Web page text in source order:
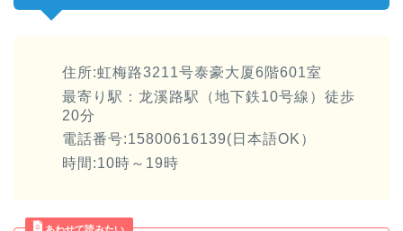
住所:虹梅路3211号泰豪大厦6階601室
最寄り駅：龙溪路駅（地下鉄10号線）徒歩
20分
電話番号:15800616139(日本語OK）
時間:10時～19時